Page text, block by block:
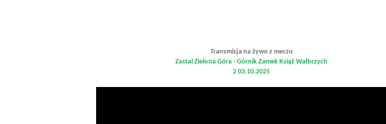
Transmisja na żywo z meczu
Zastal Zielona Góra - Górnik Zamek Książ Wałbrzych
2 03.10.2025